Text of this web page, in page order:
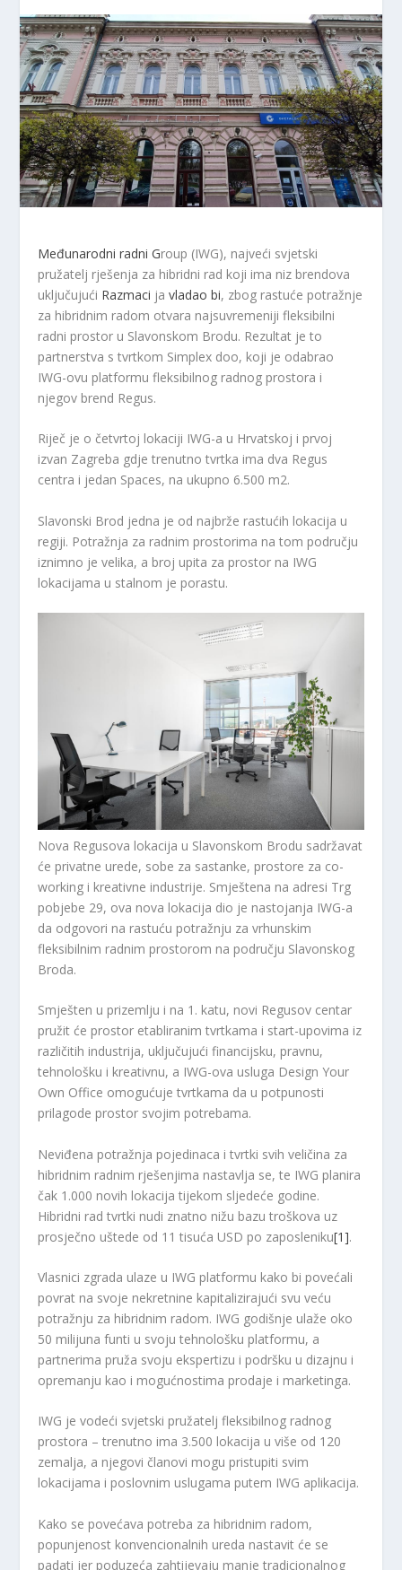
Međunarodni radni Group (IWG), najveći svjetski
pružatelj rješenja za hibridni rad koji ima niz brendova
uključujući Razmaci javladao bi, zbog rastuće potražnje
za hibridnim radom otvara najsuvremeniji fleksibilni
radni prostor u Slavonskom Brodu. Rezultat je to
partnerstva s tvrtkom Simplex doo, koji je odabrao
IWG-ovu platformu fleksibilnog radnog prostora i
njegov brend Regus.
Riječ je o četvrtoj lokaciji IWG-a u Hrvatskoj i prvoj
izvan Zagreba gdje trenutno tvrtka ima dva Regus
centra i jedan Spaces, na ukupno 6.500 m2.
Slavonski Brod jedna je od najbrže rastućih lokacija u
regiji. Potražnja za radnim prostorima na tom području
iznimno je velika, a broj upita za prostor na IWG
lokacijama u stalnom je porastu.
Nova Regusova lokacija u Slavonskom Brodu sadržavat
će privatne urede, sobe za sastanke, prostore za co-
working i kreativne industrije. Smještena na adresi Trg
pobjebe 29, ova nova lokacija dio je nastojanja IWG-a
da odgovori na rastuću potražnju za vrhunskim
fleksibilnim radnim prostorom na području Slavonskog
Broda.
Smješten u prizemlju i na 1. katu, novi Regusov centar
pružit će prostor etabliranim tvrtkama i start-upovima iz
različitih industrija, uključujući financijsku, pravnu,
tehnološku i kreativnu, a IWG-ova usluga Design Your
Own Office omogućuje tvrtkama da u potpunosti
prilagode prostor svojim potrebama.
Neviđena potražnja pojedinaca i tvrtki svih veličina za
hibridnim radnim rješenjima nastavlja se, te IWG planira
čak 1.000 novih lokacija tijekom sljedeće godine.
Hibridni rad tvrtki nudi znatno nižu bazu troškova uz
prosječno uštede od 11 tisuća USD po zaposleniku[1].
Vlasnici zgrada ulaze u IWG platformu kako bi povećali
povrat na svoje nekretnine kapitalizirajući svu veću
potražnju za hibridnim radom. IWG godišnje ulaže oko
50 milijuna funti u svoju tehnološku platformu, a
partnerima pruža svoju ekspertizu i podršku u dizajnu i
opremanju kao i mogućnostima prodaje i marketinga.
IWG je vodeći svjetski pružatelj fleksibilnog radnog
prostora – trenutno ima 3.500 lokacija u više od 120
zemalja, a njegovi članovi mogu pristupiti svim
lokacijama i poslovnim uslugama putem IWG aplikacija.
Kako se povećava potreba za hibridnim radom,
popunjenost konvencionalnih ureda nastavit će se
padati jer poduzeća zahtijevaju manje tradicionalnog